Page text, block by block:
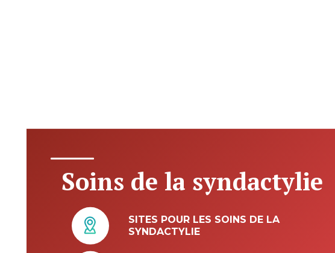
Soins de la syndactylie
SITES POUR LES SOINS DE LA
SYNDACTYLIE